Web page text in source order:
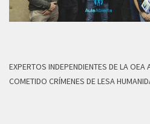
EXPERTOS INDEPENDIENTES DE LA OEA
COMETIDO CRÍMENES DE LESA